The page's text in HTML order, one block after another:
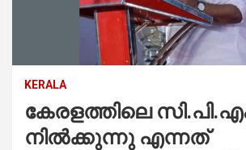
KERALA
കേരളത്തിലെ
നിൽക്കുന്നു എന്നത്